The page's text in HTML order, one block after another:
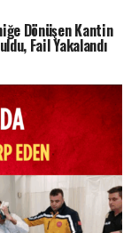
Dönüşen Kantin
Fail Yakalandı